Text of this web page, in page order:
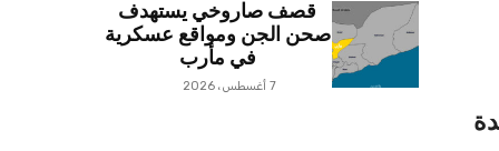
قصف صاروخي يستهدف
صحن الجن ومواقع عسكرية
في مأرب
7 أغسطس، 2026